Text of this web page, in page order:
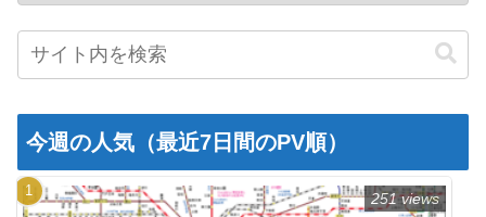
今週の人気（最近7日間のPV順）
251 views